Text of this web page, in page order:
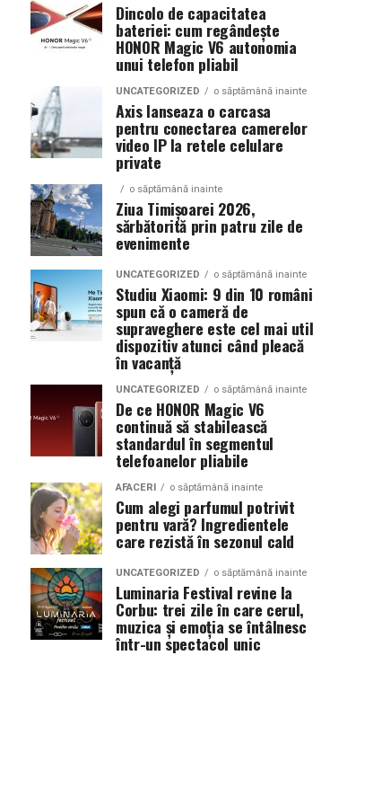
Dincolo de capacitatea
bateriei: cum regândește
HONOR Magic V6 autonomia
unui telefon pliabil
UNCATEGORIZED o săptămână inainte
Axis lanseaza o carcasa
pentru conectarea camerelor
video IP la retele celulare
private
o săptămână inainte
Ziua Timișoarei 2026,
sărbătorită prin patru zile de
evenimente
UNCATEGORIZED o săptămână inainte
Studiu Xiaomi: 9 din 10 români
spun că o cameră de
supraveghere este cel mai util
dispozitiv atunci când pleacă
în vacanță
UNCATEGORIZED o săptămână inainte
De ce HONOR Magic V6
continuă să stabilească
standardul în segmentul
telefoanelor pliabile
AFACERI o săptămână inainte
Cum alegi parfumul potrivit
pentru vară? Ingredientele
care rezistă în sezonul cald
UNCATEGORIZED o săptămână inainte
Luminaria Festival revine la
Corbu: trei zile în care cerul,
muzica și emoția se întâlnesc
într-un spectacol unic